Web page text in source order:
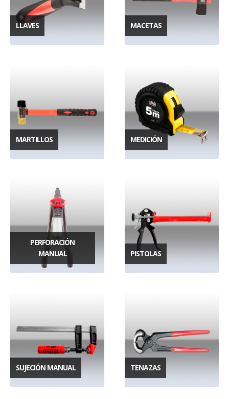
LLAVES MACETAS
MARTILLOS MEDICIÓN
PERFORACIÓN
MANUAL
PISTOLAS
SUJECIÓN MANUAL TENAZAS